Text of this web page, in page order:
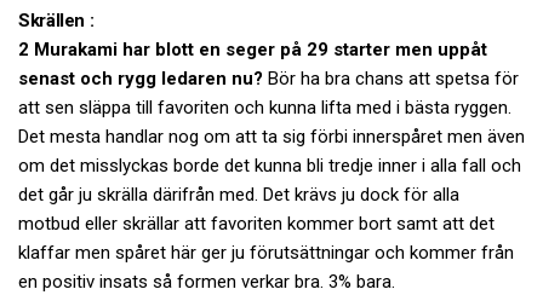
Skrällen :
2 Murakami har blott en seger på 29 starter men uppåt
senast och rygg ledaren nu? Bör ha bra chans att spetsa för
att sen släppa till favoriten och kunna lifta med i bästa ryggen.
Det mesta handlar nog om att ta sig förbi innerspåret men även
om det misslyckas borde det kunna bli tredje inner i alla fall och
det går ju skrälla därifrån med. Det krävs ju dock för alla
motbud eller skrällar att favoriten kommer bort samt att det
klaffar men spåret här ger ju förutsättningar och kommer från
en positiv insats så formen verkar bra. 3% bara.